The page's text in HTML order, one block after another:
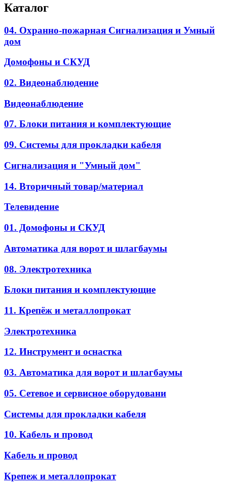
Каталог
04. Охранно-пожарная Сигнализация и Умный
дом
Домофоны и СКУД
02. Видеонаблюдение
Видеонаблюдение
07. Блоки питания и комплектующие
09. Системы для прокладки кабеля
Сигнализация и "Умный дом"
14. Вторичный товар/материал
Телевидение
01. Домофоны и СКУД
Автоматика для ворот и шлагбаумы
08. Электротехника
Блоки питания и комплектующие
11. Крепёж и металлопрокат
Электротехника
12. Инструмент и оснастка
03. Автоматика для ворот и шлагбаумы
05. Сетевое и сервисное оборудовани
Системы для прокладки кабеля
10. Кабель и провод
Кабель и провод
Крепеж и металлопрокат